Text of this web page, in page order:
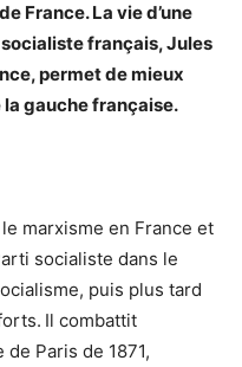
France. La vie d’une
français, Jules
permet de mieux
gauche française.
marxisme en France et
socialiste dans le
puis plus tard
Il combattit
Paris de 1871,